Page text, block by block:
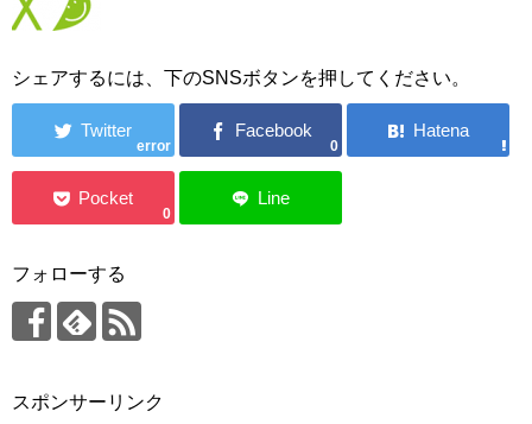
シェアするには、下のSNSボタンを押してください。
error 0
0
フォローする
スポンサーリンク